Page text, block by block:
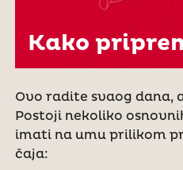
Ovo radite svaog dana,
Postoji nekoliko
imati na umu prilikom
čaja:
Kako